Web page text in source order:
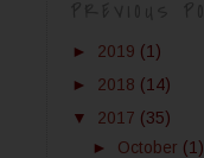
► 2019 (1)
► 2018 (14)
▼ 2017 (35)
► October (1)